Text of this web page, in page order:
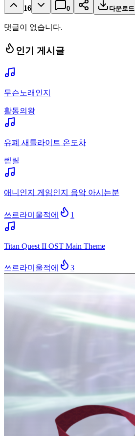
16 0 다운로드
댓글이 없습니다.
인기 게시글
무슨노래인지
활동의왕
유폐 새틀라이트 온도차
렡릴
애니인지 게임인지 음악 아시는분
쓰르라미울적에 1
Titan Quest II OST Main Theme
쓰르라미울적에 3